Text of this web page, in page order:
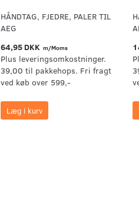
HÅNDTAG, FJEDRE, PALER TIL
AEG
64,95 DKK m/Moms
Plus leveringsomkostninger.
39,00 til pakkehops. Fri fragt
ved køb over 599,-
Læg i kurv